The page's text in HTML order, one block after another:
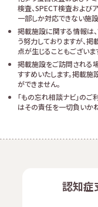
検査、SPECT検査および
一部しか対応できない施設
掲載施設に関する情報は
う努力しておりますが、
点が生じることもございま
掲載施設をご訪問される
すすめいたします。掲載
ができません。
「もの忘れ相談ナビ」の
はその責任を一切負いか
認知症